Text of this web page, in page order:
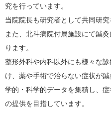
究を行っています。
当院院長も研究者として共同研究
また、北斗病院付属施設にて鍼
ります。
整形外科や内科以外にも様々な
け、薬や手術で治らない症状が
学的・科学的データを集積し、
の提供を目指しています。